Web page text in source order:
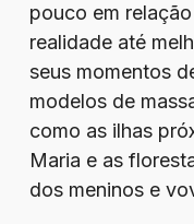
pouco em
realidade até
seus momentos
modelos de
como as ilhas
Maria e as
dos meninos e